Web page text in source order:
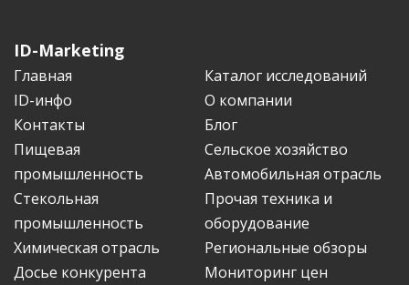
ID-Marketing
Главная
Каталог исследований
ID-инфо
О компании
Контакты
Блог
Пищевая
промышленность
Сельское хозяйство
Автомобильная отрасль
Стекольная
промышленность
Прочая техника и
оборудование
Химическая отрасль
Региональные обзоры
Досье конкурента
Мониторинг цен